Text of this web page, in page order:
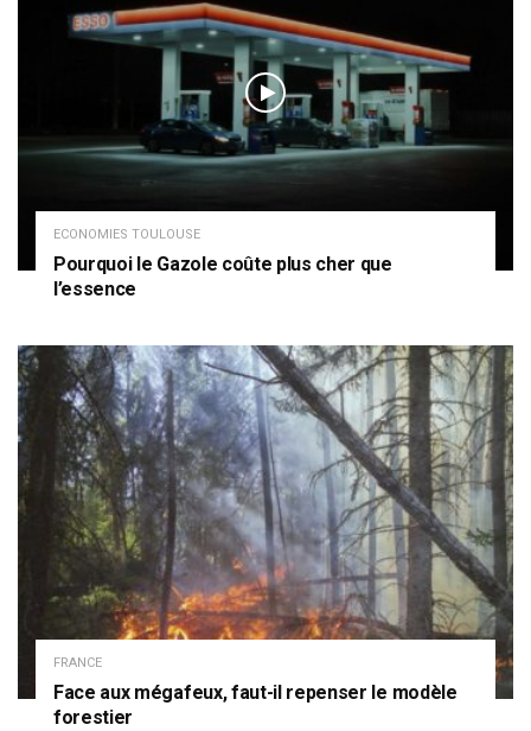
ECONOMIES TOULOUSE
Pourquoi le Gazole coûte plus cher que
l’essence
FRANCE
Face aux mégafeux, faut-il repenser le modèle
forestier